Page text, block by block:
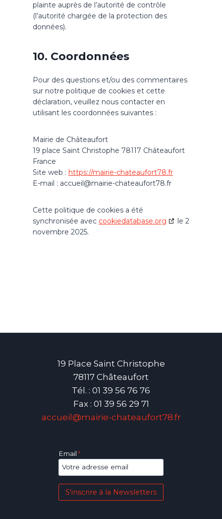
plainte auprès de l’autorité de contrôle
(l’autorité chargée de la protection des
données).
10. Coordonnées
Pour des questions et/ou des commentaires
sur notre politique de cookies et cette
déclaration, veuillez nous contacter en
utilisant les coordonnées suivantes :
Mairie de Châteaufort
19 place Saint Christophe 78117 Châteaufort
France
Site web : https://mairie-chateaufort78.fr
E-mail : accueil@mairie-chateaufort78.fr
Cette politique de cookies a été
synchronisée avec cookiedatabase.org
le 2
novembre 2025.
19 Place Saint Christophe
78117 Châteaufort
Tél. : 01 39 56 76 76
Fax : 01 39 56 29 71
accueil@mairie-chateaufort78.fr
Email*
S'inscrire à la Newsletters